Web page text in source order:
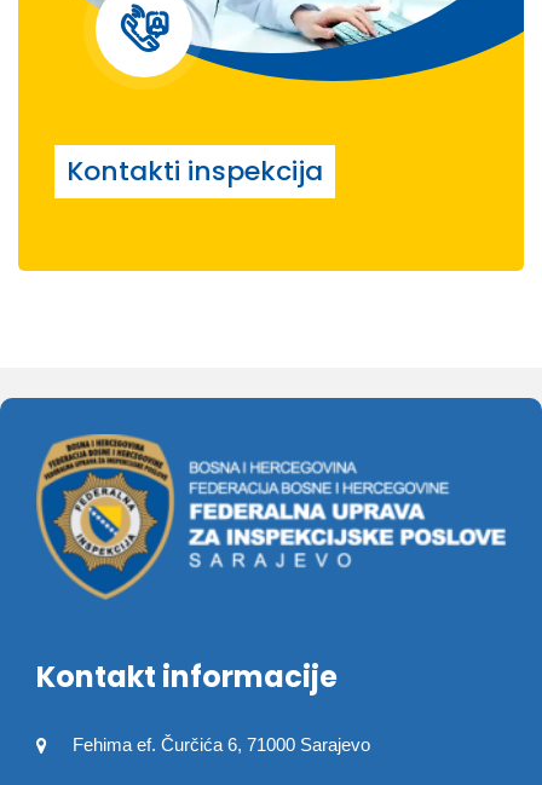
Kontakti inspekcija
Kontakt informacije
Fehima ef. Čurčića 6, 71000 Sarajevo